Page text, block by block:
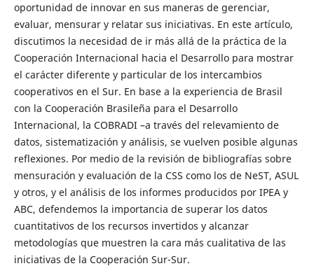
oportunidad de innovar en sus maneras de gerenciar,
evaluar, mensurar y relatar sus iniciativas. En este artículo,
discutimos la necesidad de ir más allá de la práctica de la
Cooperación Internacional hacia el Desarrollo para mostrar
el carácter diferente y particular de los intercambios
cooperativos en el Sur. En base a la experiencia de Brasil
con la Cooperación Brasileña para el Desarrollo
Internacional, la COBRADI –a través del relevamiento de
datos, sistematización y análisis, se vuelven posible algunas
reflexiones. Por medio de la revisión de bibliografías sobre
mensuración y evaluación de la CSS como los de NeST, ASUL
y otros, y el análisis de los informes producidos por IPEA y
ABC, defendemos la importancia de superar los datos
cuantitativos de los recursos invertidos y alcanzar
metodologías que muestren la cara más cualitativa de las
iniciativas de la Cooperación Sur-Sur.